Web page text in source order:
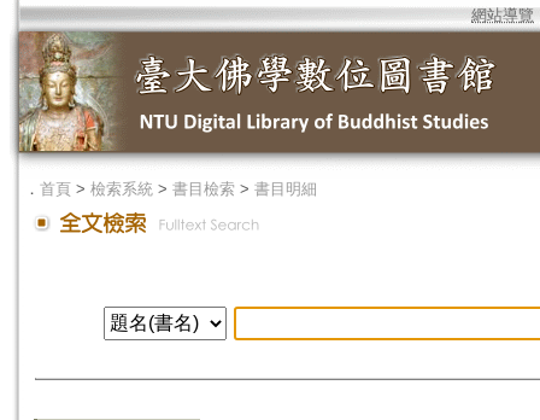
網站導覽
． 首頁 > 檢索系統 > 書目檢索 > 書目明細